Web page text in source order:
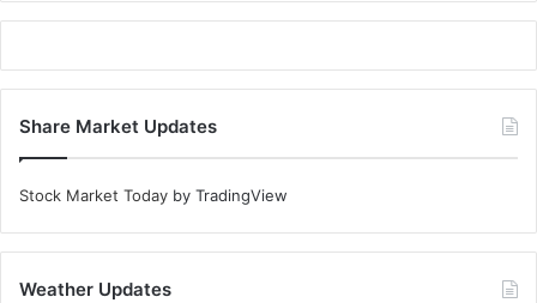
Share Market Updates
Stock Market Today by TradingView
Weather Updates